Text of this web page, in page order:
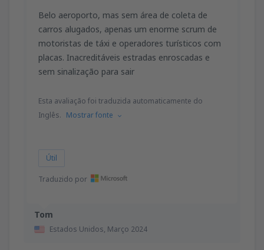
Tom
Estados Unidos, Março 2024
Belo aeroporto, mas sem área de coleta de
carros alugados, apenas um enorme scrum de
motoristas de táxi e operadores turísticos com
placas. Inacreditáveis estradas enroscadas e
sem sinalização para sair
Esta avaliação foi traduzida automaticamente do
Inglês. Mostrar fonte
Útil
Traduzido por